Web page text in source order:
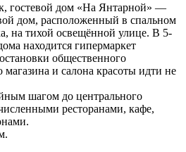
гостевой дом «На Янтарной» —
дом, расположенный в спальном
на тихой освещённой улице. В 5-
находится гипермаркет
общественного
магазина и салона красоты идти не
шагом до центрального
ресторанами, кафе,